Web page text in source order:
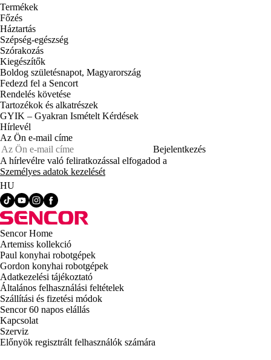
Termékek
Főzés
Háztartás
Szépség-egészség
Szórakozás
Kiegészítők
Boldog születésnapot, Magyarország
Fedezd fel a Sencort
Rendelés követése
Tartozékok és alkatrészek
GYIK – Gyakran Ismételt Kérdések
Hírlevél
Az Ön e-mail címe
Bejelentkezés
A hírlevélre való feliratkozással elfogadod a
Személyes adatok kezelését
HU
Sencor Home
Artemiss kollekció
Paul konyhai robotgépek
Gordon konyhai robotgépek
Adatkezelési tájékoztató
Általános felhasználási feltételek
Szállítási és fizetési módok
Sencor 60 napos elállás
Kapcsolat
Szerviz
Előnyök regisztrált felhasználók számára